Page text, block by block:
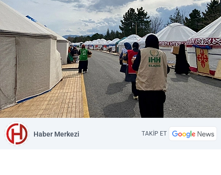
Haber Merkezi TAKİP ET